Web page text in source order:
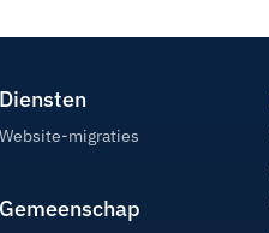
Diensten
Website-migraties
Gemeenschap